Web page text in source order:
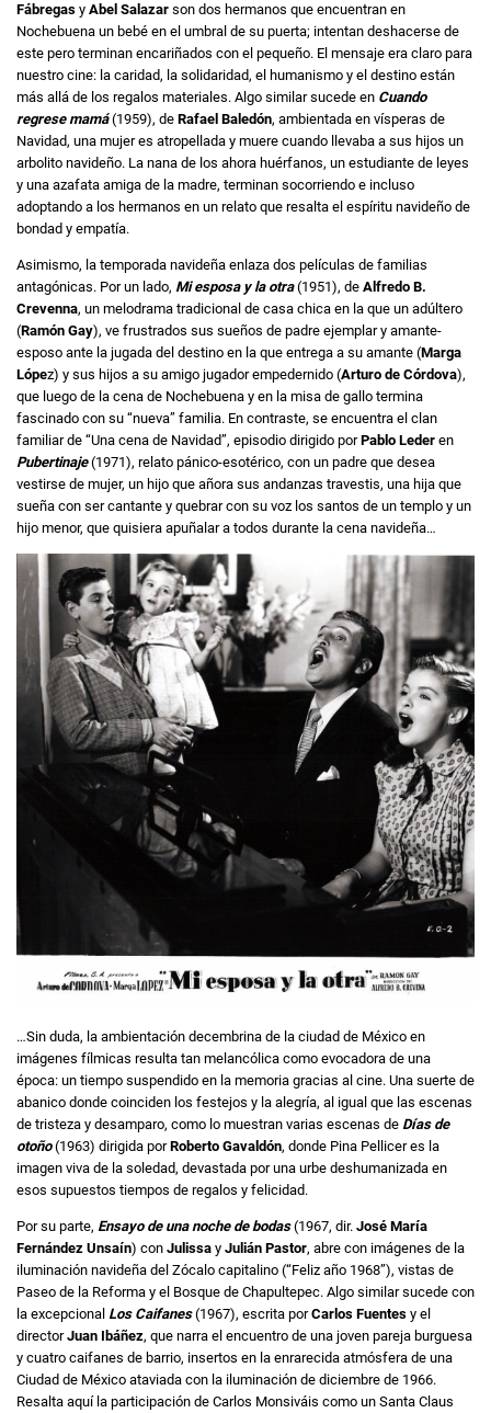
Fábregas y Abel Salazar son dos hermanos que encuentran en
Nochebuena un bebé en el umbral de su puerta; intentan deshacerse de
este pero terminan encariñados con el pequeño. El mensaje era claro para
nuestro cine: la caridad, la solidaridad, el humanismo y el destino están
más allá de los regalos materiales. Algo similar sucede en Cuando
regrese mamá(1959), de Rafael Baledón, ambientada en vísperas de
Navidad, una mujer es atropellada y muere cuando llevaba a sus hijos un
arbolito navideño. La nana de los ahora huérfanos, un estudiante de leyes
y una azafata amiga de la madre, terminan socorriendo e incluso
adoptando a los hermanos en un relato que resalta el espíritu navideño de
bondad y empatía.
Asimismo, la temporada navideña enlaza dos películas de familias
antagónicas. Por un lado, Mi esposa y la otra(1951), de Alfredo B.
Crevenna, un melodrama tradicional de casa chica en la que un adúltero
(Ramón Gay), ve frustrados sus sueños de padre ejemplar y amante-
esposo ante la jugada del destino en la que entrega a su amante (Marga
López) y sus hijos a su amigo jugador empedernido (Arturo de Córdova),
que luego de la cena de Nochebuena y en la misa de gallo termina
fascinado con su “nueva” familia. En contraste, se encuentra el clan
familiar de “Una cena de Navidad”, episodio dirigido porPablo Leder en
Pubertinaje(1971), relato pánico-esotérico, con un padre que desea
vestirse de mujer, un hijo que añora sus andanzas travestis, una hija que
sueña con ser cantante y quebrar con su voz los santos de un templo y un
hijo menor, que quisiera apuñalar a todos durante la cena navideña…
…Sin duda, la ambientación decembrina de la ciudad de México en
imágenes fílmicas resulta tan melancólica como evocadora de una
época: un tiempo suspendido en la memoria gracias al cine. Una suerte de
abanico donde coinciden los festejos y la alegría, al igual que las escenas
de tristeza y desamparo, como lo muestran varias escenas de Días de
otoño(1963) dirigida porRoberto Gavaldón, donde Pina Pellicer es la
imagen viva de la soledad, devastada por una urbe deshumanizada en
esos supuestos tiempos de regalos y felicidad.
Por su parte, Ensayo de una noche de bodas(1967, dir. José María
Fernández Unsaín) con Julissa y Julián Pastor, abre con imágenes de la
iluminación navideña del Zócalo capitalino (“Feliz año 1968”), vistas de
Paseo de la Reforma y el Bosque de Chapultepec. Algo similar sucede con
la excepcional Los Caifanes(1967), escrita porCarlos Fuentes y el
directorJuan Ibáñez, que narra el encuentro de una joven pareja burguesa
y cuatro caifanes de barrio, insertos en la enrarecida atmósfera de una
Ciudad de México ataviada con la iluminación de diciembre de 1966.
Resalta aquí la participación de Carlos Monsiváis como un Santa Claus